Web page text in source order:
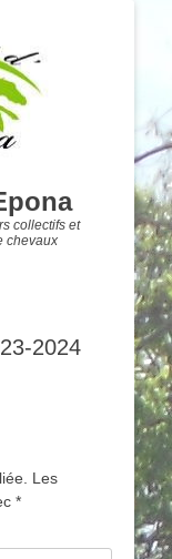
collectifs et
chevaux
2024
Les
*